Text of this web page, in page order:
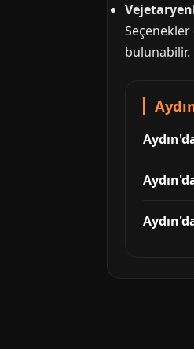
Seçenekler
bulunabilir.